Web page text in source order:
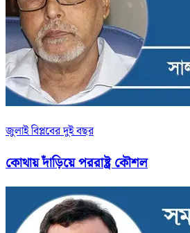
জুলাই বিপ্লবের দুই বছর
কোথায় দাঁড়িয়ে পররাষ্ট্র কৌশল